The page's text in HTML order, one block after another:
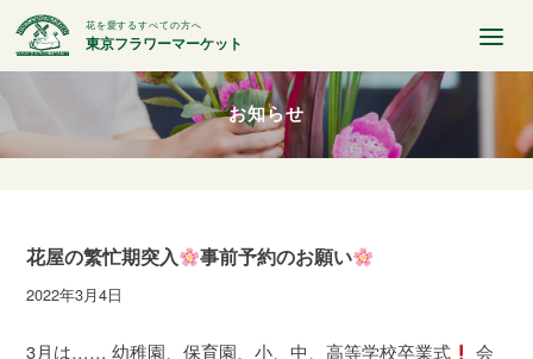
花を愛するすべての方へ
東京フラワーマーケット
お知らせ
花屋の繁忙期突入 事前予約のお願い
2022年3月4日
3月は…… 幼稚園、保育園、小、中、高等学校卒業式
会